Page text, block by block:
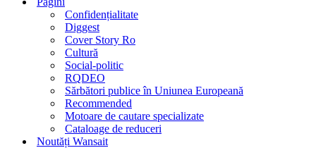
Confidențialitate
Diggest
Cover Story Ro
Cultură
Social-politic
RQDEO
Sărbători publice în Uniunea Europeană
Recommended
Motoare de cautare specializate
Cataloage de reduceri
Noutăți Wansait